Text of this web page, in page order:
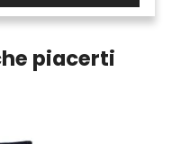
piacerti